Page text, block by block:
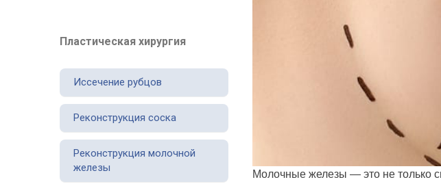
Пластическая хирургия
Иссечение рубцов
Реконструкция соска
Реконструкция молочной
железы
Молочные железы — это не только